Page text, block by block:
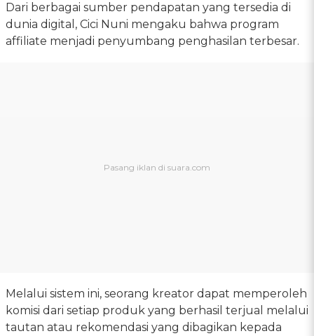
Dari berbagai sumber pendapatan yang tersedia di
dunia digital, Cici Nuni mengaku bahwa program
affiliate menjadi penyumbang penghasilan terbesar.
Melalui sistem ini, seorang kreator dapat memperoleh
komisi dari setiap produk yang berhasil terjual melalui
tautan atau rekomendasi yang dibagikan kepada